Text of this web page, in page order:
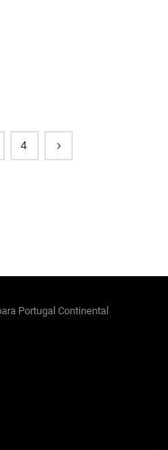
4
Portugal Continental